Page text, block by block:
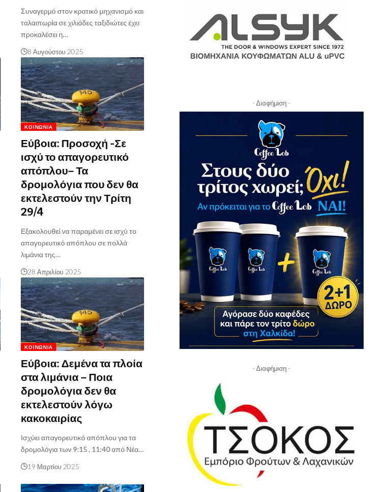
Συναγερμό στον κρατικό μηχανισμό και
ταλαιπωρία σε χιλιάδες ταξιδιώτες έχει
προκαλέσει η…
8 Αυγούστου 2025
ΚΟΙΝΩΝΊΑ
Εύβοια: Προσοχή -Σε
ισχύ το απαγορευτικό
απόπλου– Τα
δρομολόγια που δεν θα
εκτελεστούν την Τρίτη
29/4
Εξακολουθεί να παραμένει σε ισχύ το
απαγορευτικό απόπλου σε πολλά
λιμάνια της…
28 Απριλίου 2025
ΚΟΙΝΩΝΊΑ
Εύβοια: Δεμένα τα πλοία
στα λιμάνια – Ποια
δρομολόγια δεν θα
εκτελεστούν λόγω
κακοκαιρίας
Ισχύει απαγορευτικό απόπλου για τα
δρομολόγια των 9:15 , 11:40 από Νέα…
19 Μαρτίου 2025
- Διαφήμιση -
- Διαφήμιση -